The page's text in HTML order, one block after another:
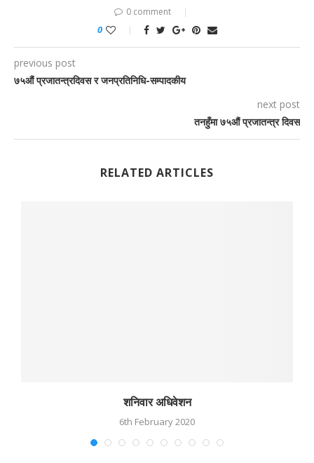
0 comment
0
previous post
७५औं प्रजातन्त्रदिवस र जनप्रतिनिधि-सम्पादकीय
next post
तनहुँमा ७५औं प्रजातन्त्र दिवस
RELATED ARTICLES
शनिवार अधिवेशन
6th February 2020